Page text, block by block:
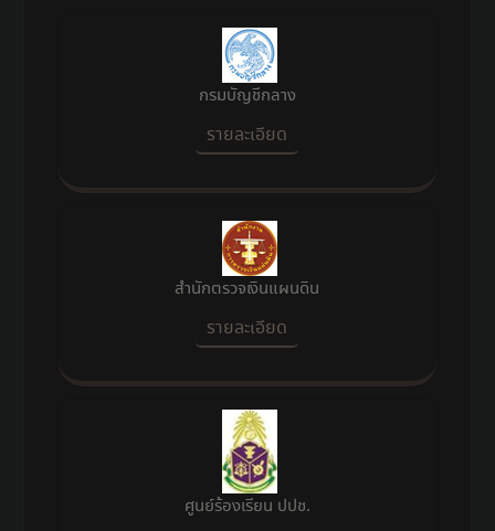
กรมบัญชีกลาง
รายละเอียด
สำนักตรวจเงินแผนดิน
รายละเอียด
ศูนย์ร้องเรียน ปปช.